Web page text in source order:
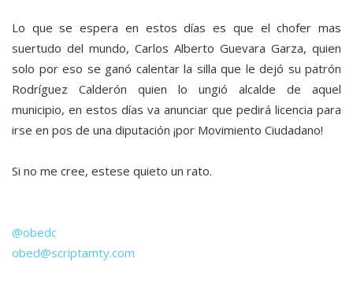
Lo que se espera en estos días es que el chofer mas
suertudo del mundo, Carlos Alberto Guevara Garza, quien
solo por eso se ganó calentar la silla que le dejó su patrón
Rodríguez Calderón quien lo ungió alcalde de aquel
municipio, en estos días va anunciar que pedirá licencia para
irse en pos de una diputación ¡por Movimiento Ciudadano!
Si no me cree, estese quieto un rato.
@obedc
obed@scriptamty.com